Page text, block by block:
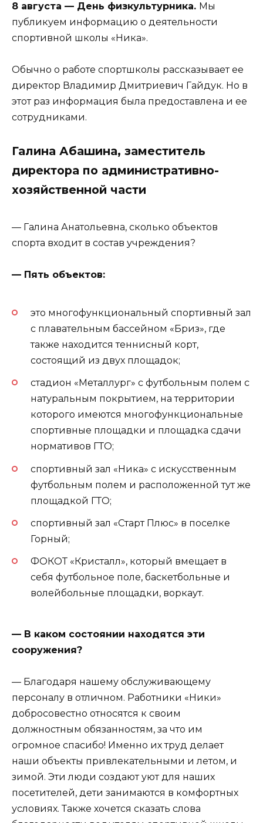
8 августа — День физкультурника. Мы
публикуем информацию о деятельности
спортивной школы «Ника».
Обычно о работе спортшколы рассказывает ее
директор Владимир Дмитриевич Гайдук. Но в
этот раз информация была предоставлена и ее
сотрудниками.
Галина Абашина, заместитель
директора по административно-
хозяйственной части
— Галина Анатольевна, сколько объектов
спорта входит в состав учреждения?
— Пять объектов:
это многофункциональный спортивный зал
с плавательным бассейном «Бриз», где
также находится теннисный корт,
состоящий из двух площадок;
стадион «Металлург» с футбольным полем с
натуральным покрытием, на территории
которого имеются многофункциональные
спортивные площадки и площадка сдачи
нормативов ГТО;
спортивный зал «Ника» с искусственным
футбольным полем и расположенной тут же
площадкой ГТО;
спортивный зал «Старт Плюс» в поселке
Горный;
ФОКОТ «Кристалл», который вмещает в
себя футбольное поле, баскетбольные и
волейбольные площадки, воркаут.
— В каком состоянии находятся эти
сооружения?
— Благодаря нашему обслуживающему
персоналу в отличном. Работники «Ники»
добросовестно относятся к своим
должностным обязанностям, за что им
огромное спасибо! Именно их труд делает
наши объекты привлекательными и летом, и
зимой. Эти люди создают уют для наших
посетителей, дети занимаются в комфортных
условиях. Также хочется сказать слова